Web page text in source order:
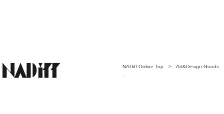
NADiff Online Top > Art&Design Goods
-